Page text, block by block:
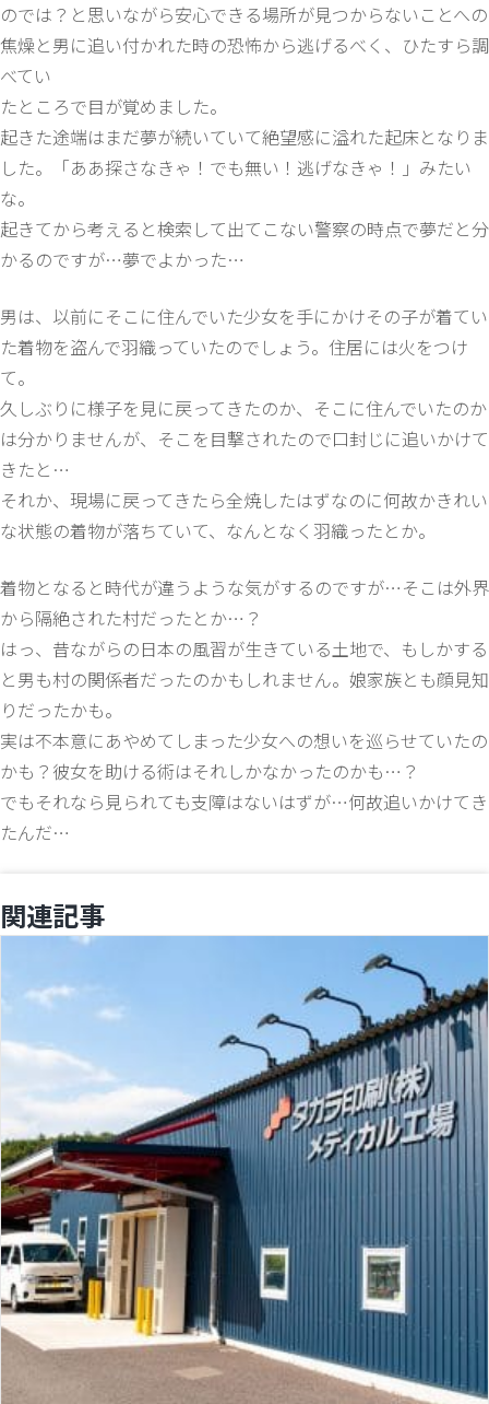
のでは？と思いながら安心できる場所が見つからないことへの
焦燥と男に追い付かれた時の恐怖から逃げるべく、ひたすら調
べてい
たところで目が覚めました。
起きた途端はまだ夢が続いていて絶望感に溢れた起床となりま
した。「ああ探さなきゃ！でも無い！逃げなきゃ！」みたい
な。
起きてから考えると検索して出てこない警察の時点で夢だと分
かるのですが…夢でよかった…
男は、以前にそこに住んでいた少女を手にかけその子が着てい
た着物を盗んで羽織っていたのでしょう。住居には火をつけ
て。
久しぶりに様子を見に戻ってきたのか、そこに住んでいたのか
は分かりませんが、そこを目撃されたので口封じに追いかけて
きたと…
それか、現場に戻ってきたら全焼したはずなのに何故かきれい
な状態の着物が落ちていて、なんとなく羽織ったとか。
着物となると時代が違うような気がするのですが…そこは外界
から隔絶された村だったとか…？
はっ、昔ながらの日本の風習が生きている土地で、もしかする
と男も村の関係者だったのかもしれません。娘家族とも顔見知
りだったかも。
実は不本意にあやめてしまった少女への想いを巡らせていたの
かも？彼女を助ける術はそれしかなかったのかも…？
でもそれなら見られても支障はないはずが…何故追いかけてき
たんだ…
関連記事